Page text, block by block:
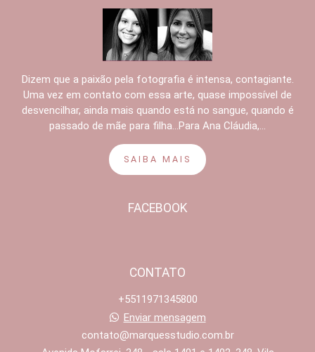
Dizem que a paixão pela fotografia é intensa, contagiante.
Uma vez em contato com essa arte, quase impossível de
desvencilhar, ainda mais quando está no sangue, quando é
passado de mãe para filha...Para Ana Cláudia,...
SAIBA MAIS
FACEBOOK
CONTATO
+5511971345800
Enviar mensagem
contato@marquesstudio.com.br